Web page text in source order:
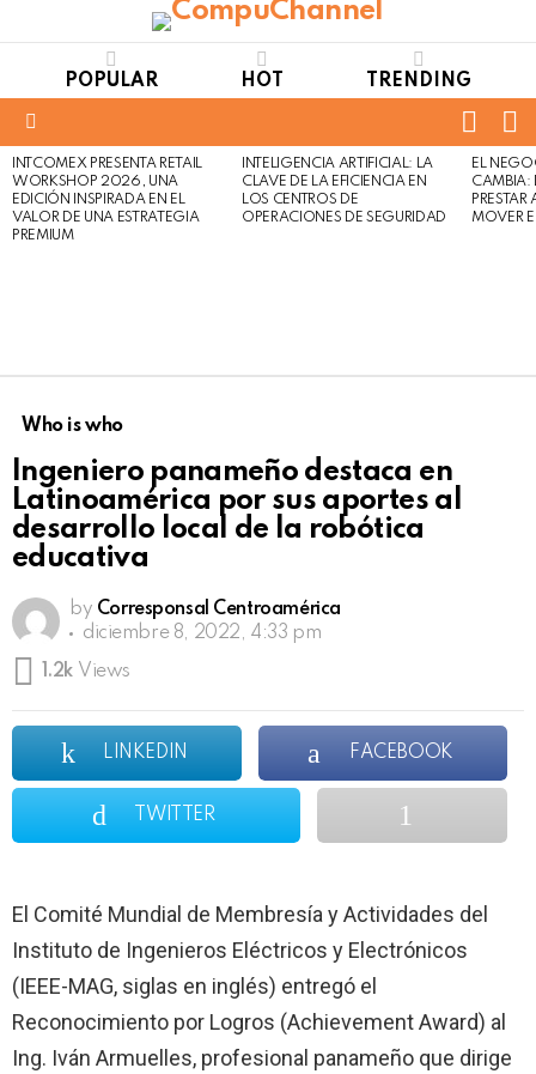
POPULAR HOT TRENDING
LATEST
STORIES
INTCOMEX PRESENTA RETAIL
WORKSHOP 2026, UNA
EDICIÓN INSPIRADA EN EL
VALOR DE UNA ESTRATEGIA
PREMIUM
INTELIGENCIA ARTIFICIAL: LA
CLAVE DE LA EFICIENCIA EN
LOS CENTROS DE
OPERACIONES DE SEGURIDAD
EL
CAMBIA:
MOVER
Who is who
Ingeniero panameño destaca en
Latinoamérica por sus aportes al
desarrollo local de la robótica
educativa
by Corresponsal Centroamérica
diciembre 8, 2022, 4:33 pm
1.2k Views
LINKEDIN FACEBOOK
TWITTER
El Comité Mundial de Membresía y Actividades del
Instituto de Ingenieros Eléctricos y Electrónicos
(IEEE-MAG, siglas en inglés) entregó el
Reconocimiento por Logros (Achievement Award) al
Ing. Iván Armuelles, profesional panameño que dirige